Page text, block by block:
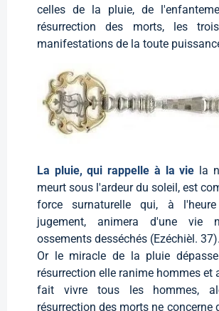
celles de la pluie, de
résurrection des morts, les
manifestations de la toute
La pluie, qui rappelle à la vie la
meurt sous l'ardeur du soleil, est
force surnaturelle qui, à
jugement, animera d'une vie
ossements desséchés (Ezéchièl. 37).
Or le miracle de la pluie
résurrection elle ranime hommes et
fait vivre tous les hommes,
résurrection des morts ne concerne